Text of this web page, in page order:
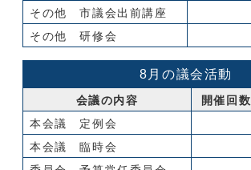
その他 市議会出前講座
その他 研修会
8月の議会活動
会議の内容 開催回数
本会議 定例会
本会議 臨時会